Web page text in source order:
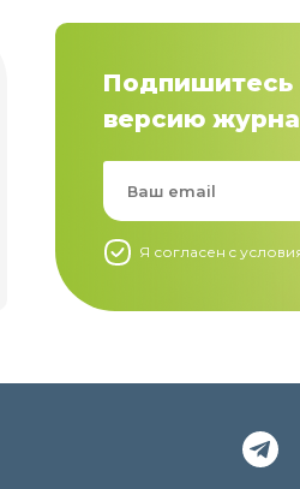
Подпишитесь
версию
Я согласен c